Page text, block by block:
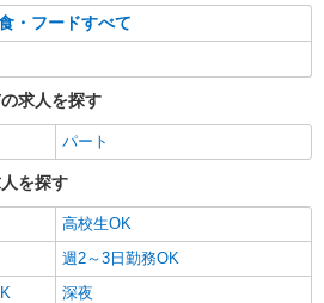
生した場合、残業代を1
別途支給します。
病院 （山口県下関市横野１０３８?１）
株式会社 63127_p
円以上 試用期間中 時給1,043円以上
発生した場合、残業代を1
別途支給します。
病院 （山口県下関市富任町6-18-18）
・フードすべて
求人を探す
パート
を探す
高校生OK
週2～3日勤務OK
深夜